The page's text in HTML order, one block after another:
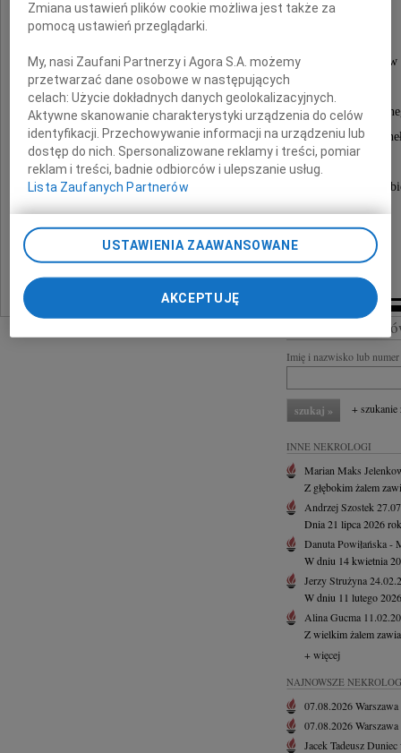
Nabożeństwo żałobne zostanie odprawione
dnia 18 maja 2024 roku o godzinie 9:30
w kościele pw. Rozesłania Świętych Apostołów
przy ul. Lubelskiej 55 w Chełmie,
skąd nastąpi odprowadzenie do grobowca
na cmentarzu parafialnym przy ul. Lwowskiej w
o czym powiadamia pogrążona w smutku i
Rodzina
Szukaj
Imię i nazwisko lub numer
+ szukanie
INNE NEKROLOGI
Marian Maks
Z głębokim żalem
Andrzej Szostek
Dnia 21 lipca 2026
Danuta Powiłańska -
W dniu 14 kwietnia
Jerzy Strużyna
W dniu 11 lutego
Alina Gucma
Z wielkim żalem
+ więcej
NAJNOWSZE
07.08.2026Warszawa
07.08.2026Warszawa
Jacek Tadeusz Duniec
Zmiana ustawień plików cookie możliwa jest także za
pomocą ustawień przeglądarki.
My, nasi Zaufani Partnerzy i Agora S.A. możemy
przetwarzać dane osobowe w następujących
celach:Użycie dokładnych danych geolokalizacyjnych.
Aktywne skanowanie charakterystyki urządzenia do celów
identyfikacji. Przechowywanie informacji na urządzeniu lub
dostęp do nich. Spersonalizowane reklamy i treści, pomiar
reklam i treści, badnie odbiorców i ulepszanie usług.
Lista Zaufanych Partnerów
USTAWIENIA ZAAWANSOWANE
AKCEPTUJĘ